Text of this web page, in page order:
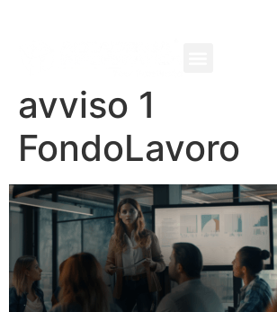
avviso 1
FondoLavoro